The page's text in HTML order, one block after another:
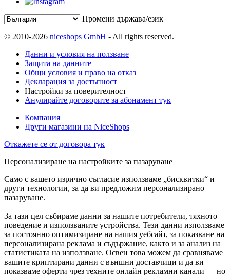
Промени държава/език
© 2010-2026 niceshops GmbH - All rights reserved.
Данни и условия на ползване
Защита на данните
Общи условия и право на отказ
Декларация за достъпност
Настройки за поверителност
Анулирайте договорите за абонамент тук
Компания
Други магазини на NiceShops
Откажете се от договора тук
Персонализиране на настройките за пазаруване
Само с вашето изрично съгласие използваме „бисквитки“ и
други технологии, за да ви предложим персонализирано
пазаруване.
За тази цел събираме данни за нашите потребители, тяхното
поведение и използваните устройства. Тези данни използваме
за постоянно оптимизиране на нашия уебсайт, за показване на
персонализирана реклама и съдържание, както и за анализ на
статистиката на използване. Освен това можем да сравняваме
вашите криптирани данни с външни доставчици и да ви
показваме оферти чрез техните онлайн рекламни канали — но